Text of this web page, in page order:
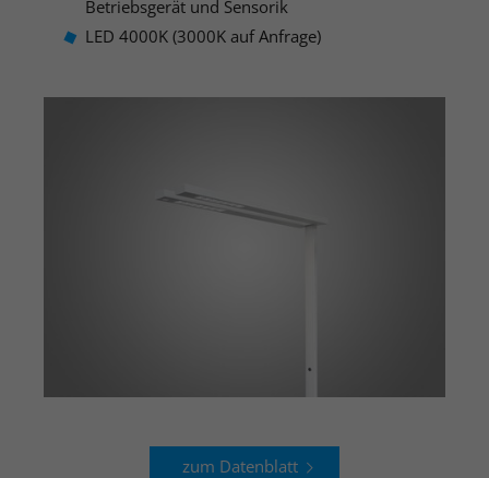
Betriebsgerät und Sensorik
LED 4000K (3000K auf Anfrage)
zum Datenblatt
Einstellungen. Unter anderem eine
zufällig generierte ID, für die
historische Speicherung Ihrer
Webseiten-Betreiber dies eingestellt
PHPSESSID
Zweck
Benutzer wiedererkennen zu können.
(z. B. Deutsch), wie viele Suchergebnisse
pro Seite angezeigt werden sollen und
sein soll. Die ausführliche
Cookie registriert eine eindeutige ID, um
Statistiken der Videos von YouTube, die